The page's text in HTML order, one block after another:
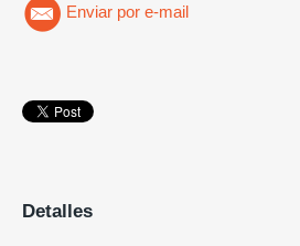
Enviar por e-mail
Detalles